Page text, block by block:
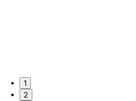
1
2